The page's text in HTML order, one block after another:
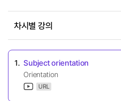
차시별 강의
1. Subject orientation
Orientation
URL